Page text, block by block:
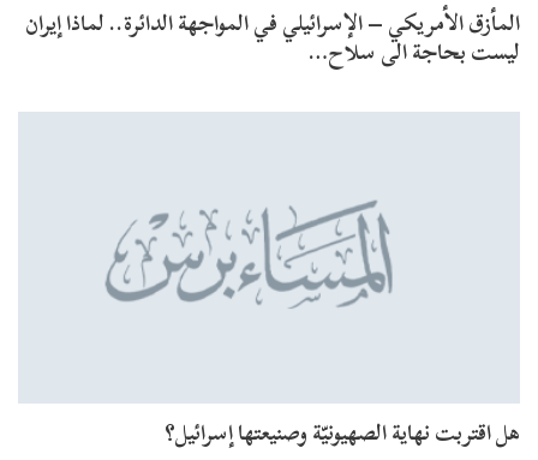
المأزق الأمريكي – الإسرائيلي في المواجهة الدائرة.. لماذا إيران
ليست بحاجة الى سلاح…
هل اقتربت نهاية الصهيونيّة وصنيعتها إسرائيل؟